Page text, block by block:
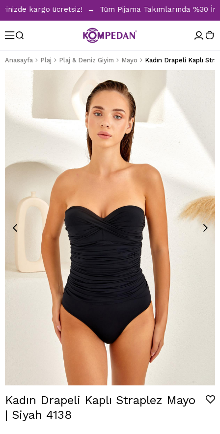
kargo ücretsiz! → Tüm Pijama Takımlarında %30
Anasayfa Plaj Plaj & Deniz Giyim Mayo Kadın Drapeli Kaplı
Kadın Drapeli Kaplı Straplez Mayo
| Siyah 4138